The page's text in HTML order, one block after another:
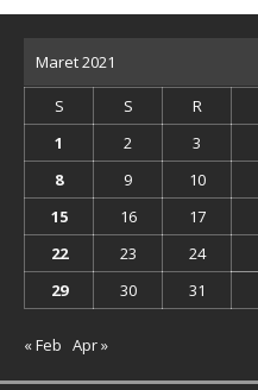
Maret 2021
S S R
1
2 3
8
9 10
15
16 17
22
23 24
29
30 31
« Feb Apr »